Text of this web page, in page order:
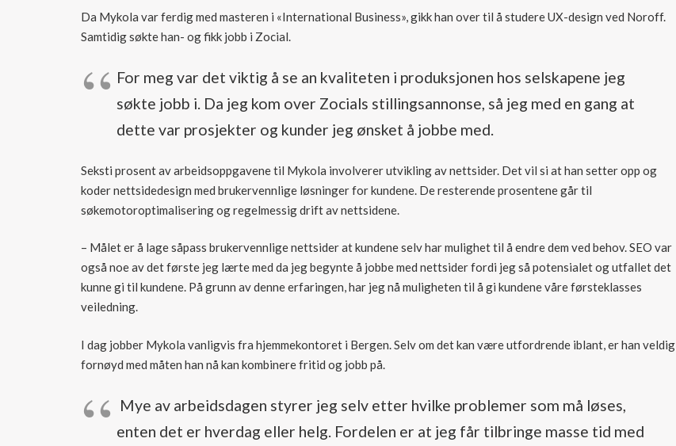
Da Mykola var ferdig med masteren i «International Business», gikk han over til å studere UX-design ved Noroff.
Samtidig søkte han- og fikk jobb i Zocial.
For meg var det viktig å se an kvaliteten i produksjonen hos selskapene jeg
søkte jobb i. Da jeg kom over Zocials stillingsannonse, så jeg med en gang at
dette var prosjekter og kunder jeg ønsket å jobbe med.
Seksti prosent av arbeidsoppgavene til Mykola involverer utvikling av nettsider. Det vil si at han setter opp og
koder nettsidedesign med brukervennlige løsninger for kundene. De resterende prosentene går til
søkemotoroptimalisering og regelmessig drift av nettsidene.
– Målet er å lage såpass brukervennlige nettsider at kundene selv har mulighet til å endre dem ved behov. SEO var
også noe av det første jeg lærte med da jeg begynte å jobbe med nettsider fordi jeg så potensialet og utfallet det
kunne gi til kundene. På grunn av denne erfaringen, har jeg nå muligheten til å gi kundene våre førsteklasses
veiledning.
I dag jobber Mykola vanligvis fra hjemmekontoret i Bergen. Selv om det kan være utfordrende iblant, er han veldig
fornøyd med måten han nå kan kombinere fritid og jobb på.
Mye av arbeidsdagen styrer jeg selv etter hvilke problemer som må løses,
enten det er hverdag eller helg. Fordelen er at jeg får tilbringe masse tid med